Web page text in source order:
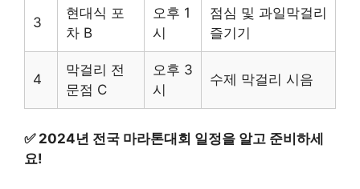
3
현대식 포
차 B
오후 1
시
점심 및 과일막걸리
즐기기
4
막걸리 전
문점 C
오후 3
시
수제 막걸리 시음
✅ 2024년 전국 마라톤대회 일정을 알고 준비하세
요!